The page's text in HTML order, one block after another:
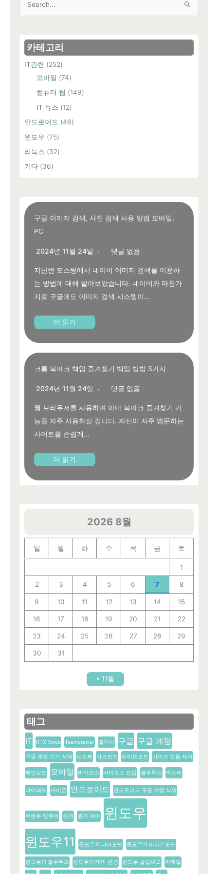
상
카테고리
IT관련 (252)
모바일 (74)
컴퓨터 팁 (149)
IT 뉴스 (12)
안드로이드 (46)
윈도우 (75)
리눅스 (32)
기타 (36)
구글 이미지 검색, 사진 검색 사용 방법 모바일,
PC
2024년 11월 24일 댓글 없음
지난번 포스팅에서 네이버 이미지 검색을 이용하
는 방법에 대해 알아보았습니다. 네이버와 마찬가
지로 구글에도 이미지 검색 시스템이...
더 읽기
크롬 북마크 백업 즐겨찾기 백업 방법 3가지
2024년 11월 24일 댓글 없음
웹 브라우저를 사용하며 아마 북마크 즐겨찾기 기
능을 자주 사용하실 겁니다. 자신이 자주 방문하는
사이트를 손쉽게...
더 읽기
2026 8월
일 월 화 수 목 금 토
1
2 3 4 5 6 7 8
9 10 11 12 13 14 15
16 17 18 19 20 21 22
23 24 25 26 27 28 29
30 31
« 11월
태그
IT RTX Voice Teamviewer 갤럭시 구글 구글 계정
구글 계정 기기 삭제 노트북 다크모드 라이트모드 마이크 잡음 제거
메인보드 모바일 바이오스 바이오스 진입 블루투스 빅스비
아이패드 아이폰 안드로이드 안드로이드 구글 계정 삭제
우분투 팀뷰어 원격 원격 제어 윈도우
윈도우11 윈도우11 다크모드 윈도우11 라이트모드
윈도우11 블루투스 윈도우11 테마 변경 윈도우 클립보드 이메일